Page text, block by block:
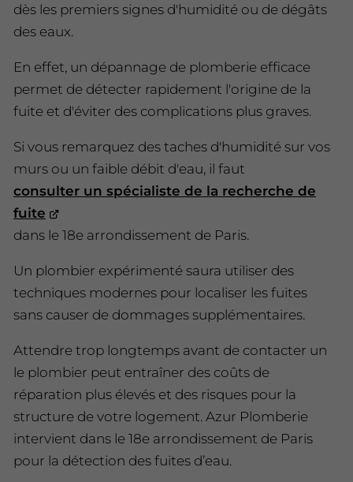
dès les premiers signes d'humidité ou de dégâts
des eaux.
En effet, un dépannage de plomberie efficace
permet de détecter rapidement l'origine de la
fuite et d'éviter des complications plus graves.
Si vous remarquez des taches d'humidité sur vos
murs ou un faible débit d'eau, il faut
consulter un spécialiste de la recherche de
fuite
dans le 18e arrondissement de Paris.
Un plombier expérimenté saura utiliser des
techniques modernes pour localiser les fuites
sans causer de dommages supplémentaires.
Attendre trop longtemps avant de contacter un
le plombier peut entraîner des coûts de
réparation plus élevés et des risques pour la
structure de votre logement. Azur Plomberie
intervient dans le 18e arrondissement de Paris
pour la détection des fuites d’eau.